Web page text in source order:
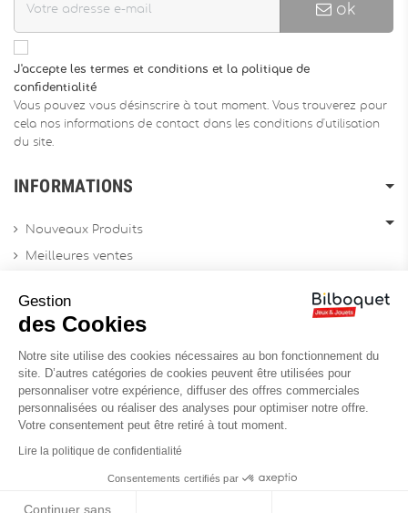
ok
J'accepte les termes et conditions et la politique de
confidentialité
Vous pouvez vous désinscrire à tout moment. Vous trouverez pour
cela nos informations de contact dans les conditions d'utilisation
du site.
INFORMATIONS
Nouveaux Produits
Meilleures ventes
Archives produits
Contactez-nous
Gestion
des Cookies
Notre site utilise des cookies nécessaires au bon fonctionnement du
site. D’autres catégories de cookies peuvent être utilisées pour
personnaliser votre expérience, diffuser des offres commerciales
personnalisées ou réaliser des analyses pour optimiser notre offre.
Votre consentement peut être retiré à tout moment.
Lire la politique de confidentialité
Consentements certifiés par
Continuer sans